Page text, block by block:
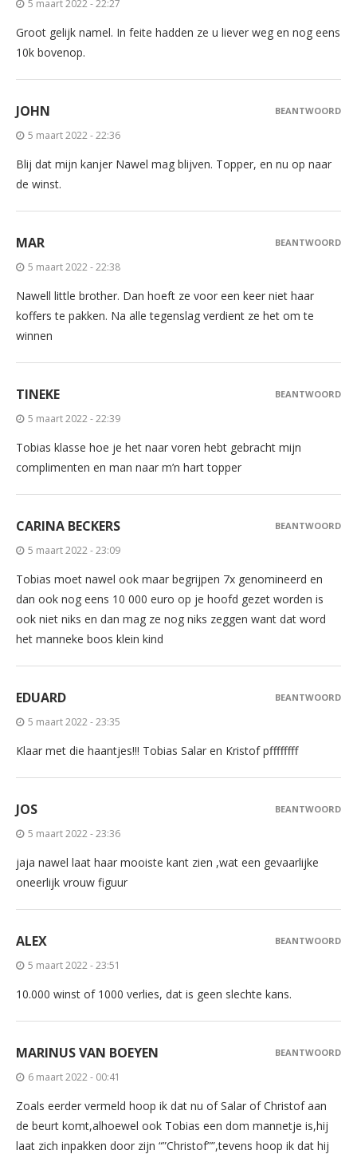
5 maart 2022 - 22:27
Groot gelijk namel. In feite hadden ze u liever weg en nog eens
10k bovenop.
JOHN
5 maart 2022 - 22:36
Blij dat mijn kanjer Nawel mag blijven. Topper, en nu op naar
de winst.
BEANTWOORD
MAR
5 maart 2022 - 22:38
Nawell little brother. Dan hoeft ze voor een keer niet haar
koffers te pakken. Na alle tegenslag verdient ze het om te
winnen
BEANTWOORD
TINEKE
5 maart 2022 - 22:39
Tobias klasse hoe je het naar voren hebt gebracht mijn
complimenten en man naar m’n hart topper
BEANTWOORD
CARINA BECKERS
5 maart 2022 - 23:09
Tobias moet nawel ook maar begrijpen 7x genomineerd en
dan ook nog eens 10 000 euro op je hoofd gezet worden is
ook niet niks en dan mag ze nog niks zeggen want dat word
het manneke boos klein kind
BEANTWOORD
EDUARD
5 maart 2022 - 23:35
Klaar met die haantjes!!! Tobias Salar en Kristof pffffffff
BEANTWOORD
JOS
5 maart 2022 - 23:36
jaja nawel laat haar mooiste kant zien ,wat een gevaarlijke
oneerlijk vrouw figuur
BEANTWOORD
ALEX
5 maart 2022 - 23:51
10.000 winst of 1000 verlies, dat is geen slechte kans.
BEANTWOORD
MARINUS VAN BOEYEN
6 maart 2022 - 00:41
Zoals eerder vermeld hoop ik dat nu of Salar of Christof aan
de beurt komt,alhoewel ook Tobias een dom mannetje is,hij
laat zich inpakken door zijn “”Christof””,tevens hoop ik dat hij
BEANTWOORD